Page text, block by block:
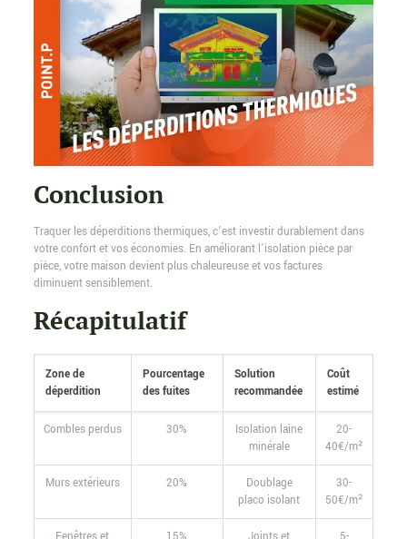
Conclusion
Traquer les déperditions thermiques, c’est investir durablement dans
votre confort et vos économies. En améliorant l’isolation pièce par
pièce, votre maison devient plus chaleureuse et vos factures
diminuent sensiblement.
Récapitulatif
Zone de
déperdition
Pourcentage
des fuites
Solution
recommandée
Coût
estimé
Combles perdus 30%
Isolation laine
minérale
20-
40€/m²
Murs extérieurs 20%
Doublage
placo isolant
30-
50€/m²